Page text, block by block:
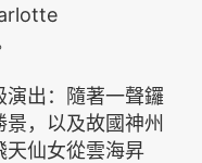
出：隨著一聲鑼
，以及故國神州
天仙女從雲海昇